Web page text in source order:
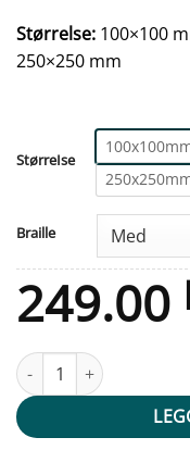
Størrelse: 100×100
250×250 mm
StørreIse
Braille
249.00
Taktile skilt -